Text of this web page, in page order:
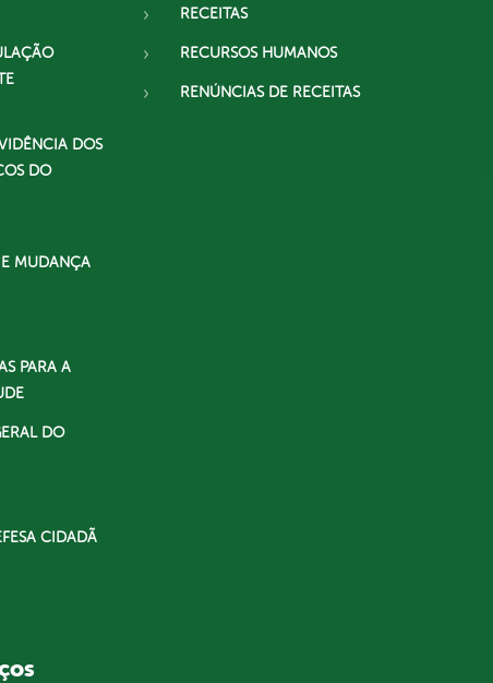
DOS
DO
MUDANÇA
PARA A
DO
CIDADÃ
RECEITAS
RECURSOS HUMANOS
RENÚNCIAS DE RECEITAS